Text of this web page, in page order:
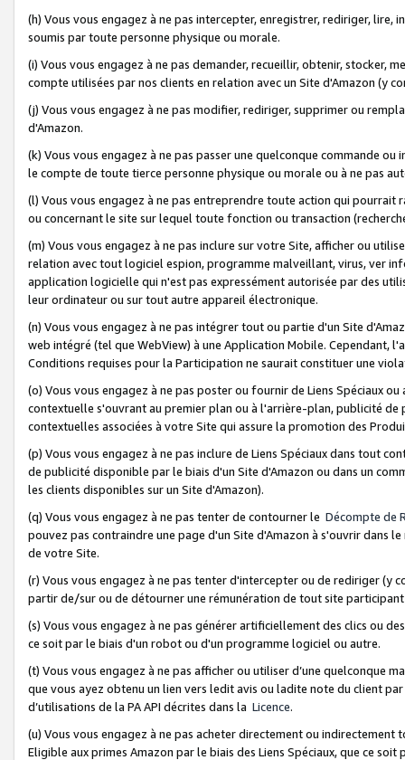
(h) Vous vous engagez à ne pas intercepter, enregistrer, rediriger,
soumis par toute personne physique ou morale.
(i) Vous vous engagez à ne pas demander, recueillir, obtenir, stocker,
compte utilisées par nos clients en relation avec un Site d'Amazon (y
(j) Vous vous engagez à ne pas modifier, rediriger, supprimer ou
d'Amazon.
(k) Vous vous engagez à ne pas passer une quelconque commande
le compte de toute tierce personne physique ou morale ou à ne pas
(l) Vous vous engagez à ne pas entreprendre toute action qui
ou concernant le site sur lequel toute fonction ou transaction
(m) Vous vous engagez à ne pas inclure sur votre Site, afficher ou
relation avec tout logiciel espion, programme malveillant, virus, ver
application logicielle qui n'est pas expressément autorisée par des
leur ordinateur ou sur tout autre appareil électronique.
(n) Vous vous engagez à ne pas intégrer tout ou partie d'un Site
web intégré (tel que WebView) à une Application Mobile. Cependant,
Conditions requises pour la Participation ne saurait constituer une
(o) Vous vous engagez à ne pas poster ou fournir de Liens Spéciaux
contextuelle s'ouvrant au premier plan ou à l'arrière-plan, publicité
contextuelles associées à votre Site qui assure la promotion des
(p) Vous vous engagez à ne pas inclure de Liens Spéciaux dans tout
de publicité disponible par le biais d'un Site d'Amazon ou dans un
les clients disponibles sur un Site d'Amazon).
(q) Vous vous engagez à ne pas tenter de contourner le Décompte de
pouvez pas contraindre une page d'un Site d'Amazon à s'ouvrir dans
de votre Site.
(r) Vous vous engagez à ne pas tenter d'intercepter ou de rediriger
partir de/sur ou de détourner une rémunération de tout site
(s) Vous vous engagez à ne pas générer artificiellement des clics ou
ce soit par le biais d'un robot ou d'un programme logiciel ou autre.
(t) Vous vous engagez à ne pas afficher ou utiliser d’une quelconque
que vous ayez obtenu un lien vers ledit avis ou ladite note du client
d’utilisations de la PA API décrites dans la Licence.
(u) Vous vous engagez à ne pas acheter directement ou
Eligible aux primes Amazon par le biais des Liens Spéciaux, que ce